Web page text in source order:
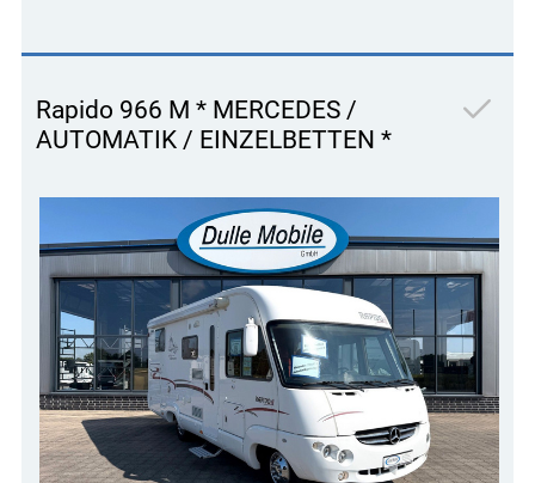
Rapido 966 M * MERCEDES /
AUTOMATIK / EINZELBETTEN *